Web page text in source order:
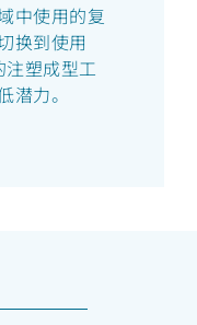
中使用的复
换到使用
注塑成型工
潜力。